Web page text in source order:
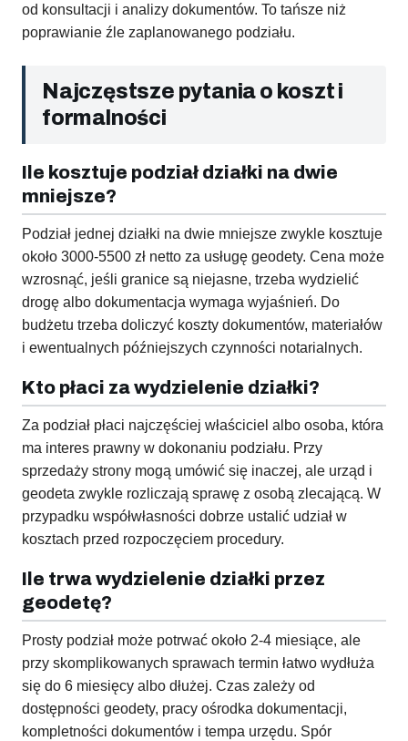
od konsultacji i analizy dokumentów. To tańsze niż
poprawianie źle zaplanowanego podziału.
Najczęstsze pytania o koszt i
formalności
Ile kosztuje podział działki na dwie
mniejsze?
Podział jednej działki na dwie mniejsze zwykle kosztuje
około 3000-5500 zł netto za usługę geodety. Cena może
wzrosnąć, jeśli granice są niejasne, trzeba wydzielić
drogę albo dokumentacja wymaga wyjaśnień. Do
budżetu trzeba doliczyć koszty dokumentów, materiałów
i ewentualnych późniejszych czynności notarialnych.
Kto płaci za wydzielenie działki?
Za podział płaci najczęściej właściciel albo osoba, która
ma interes prawny w dokonaniu podziału. Przy
sprzedaży strony mogą umówić się inaczej, ale urząd i
geodeta zwykle rozliczają sprawę z osobą zlecającą. W
przypadku współwłasności dobrze ustalić udział w
kosztach przed rozpoczęciem procedury.
Ile trwa wydzielenie działki przez
geodetę?
Prosty podział może potrwać około 2-4 miesiące, ale
przy skomplikowanych sprawach termin łatwo wydłuża
się do 6 miesięcy albo dłużej. Czas zależy od
dostępności geodety, pracy ośrodka dokumentacji,
kompletności dokumentów i tempa urzędu. Spór